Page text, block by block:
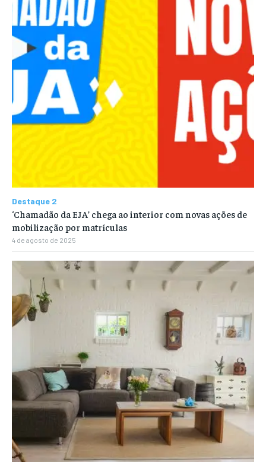
Destaque 2
‘Chamadão da EJA’ chega ao interior com novas ações de
mobilização por matrículas
4 de agosto de 2025